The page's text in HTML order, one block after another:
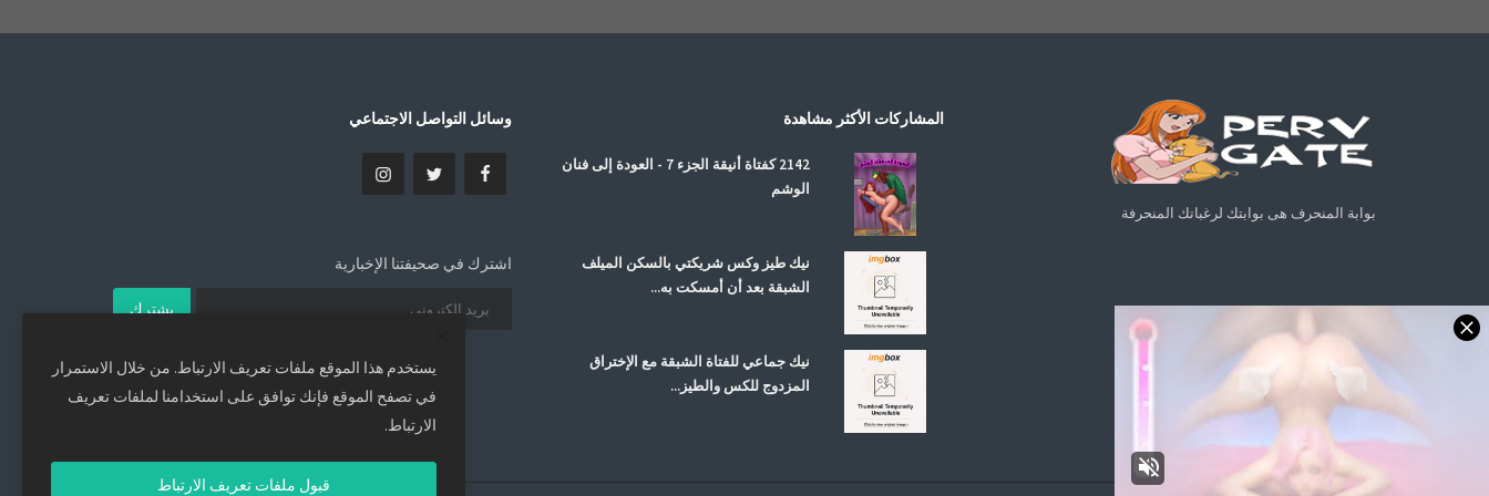
بوابة المنحرف هى بوابتك لرغباتك المنحرفة
المشاركات الأكثر مشاهدة
2142 كفتاة أنيقة الجزء 7 - العودة إلى فنان
الوشم
نيك طيز وكس شريكتي بالسكن الميلف
الشبقة بعد أن أمسكت به...
نيك جماعي للفتاة الشبقة مع الإختراق
المزدوج للكس والطيز...
وسائل التواصل الاجتماعي
اشترك في صحيفتنا الإخبارية
يشترك
يستخدم هذا الموقع ملفات تعريف الارتباط. من خلال الاستمرار
في تصفح الموقع فإنك توافق على استخدامنا لملفات تعريف
الارتباط.
قبول ملفات تعريف الارتباط